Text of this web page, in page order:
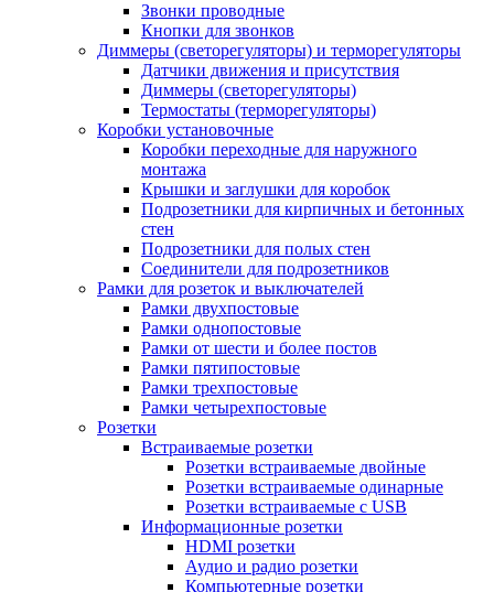
Звонки проводные
Кнопки для звонков
Диммеры (светорегуляторы) и терморегуляторы
Датчики движения и присутствия
Диммеры (светорегуляторы)
Термостаты (терморегуляторы)
Коробки установочные
Коробки переходные для наружного
монтажа
Крышки и заглушки для коробок
Подрозетники для кирпичных и бетонных
стен
Подрозетники для полых стен
Соединители для подрозетников
Рамки для розеток и выключателей
Рамки двухпостовые
Рамки однопостовые
Рамки от шести и более постов
Рамки пятипостовые
Рамки трехпостовые
Рамки четырехпостовые
Розетки
Встраиваемые розетки
Розетки встраиваемые двойные
Розетки встраиваемые одинарные
Розетки встраиваемые с USB
Информационные розетки
HDMI розетки
Аудио и радио розетки
Компьютерные розетки